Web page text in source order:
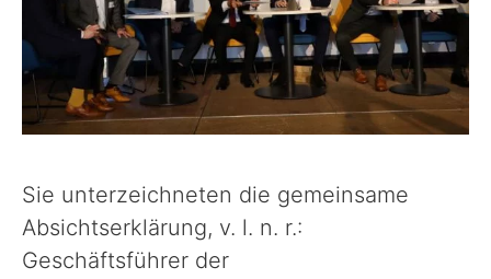
Sie unterzeichneten die gemeinsame
Absichtserklärung, v. l. n. r.:
Geschäftsführer der